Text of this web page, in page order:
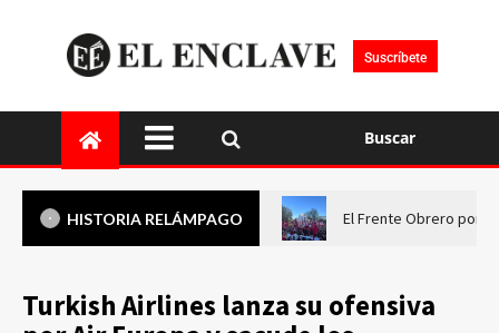
Suscríbete
Buscar
HISTORIA RELÁMPAGO El Frente Obrero pone
Turkish Airlines lanza su ofensiva